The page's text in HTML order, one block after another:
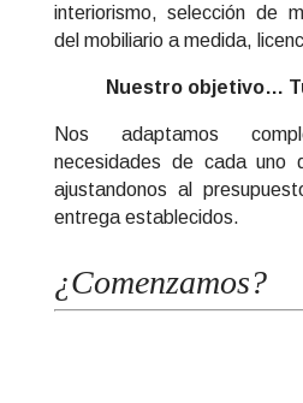
interiorismo, selección de
del mobiliario a medida,
Nuestro objetivo…
Nos adaptamos
necesidades de cada uno
ajustandonos al
entrega establecidos.
¿Comenzamos?